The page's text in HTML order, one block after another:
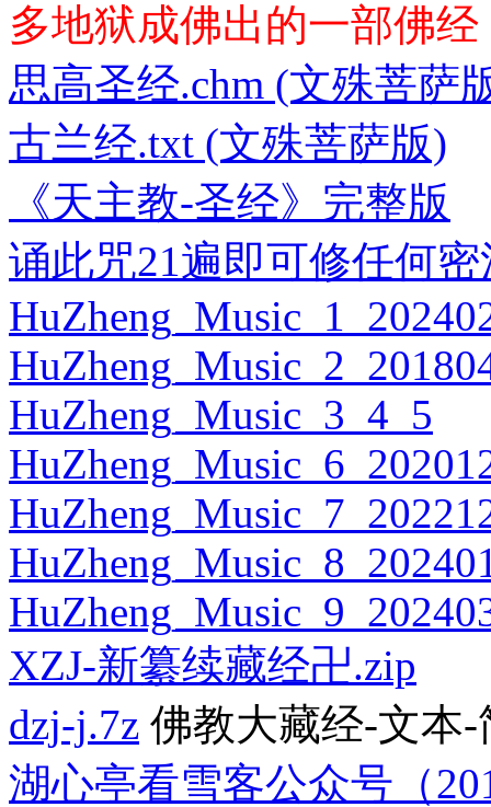
多地狱成佛出的一部佛经
思高圣经.chm (文殊菩萨
古兰经.txt (文殊菩萨版)
《天主教-圣经》完整版
诵此咒21遍即可修任何
HuZheng_Music_3_4_5
XZJ-新纂续藏经卍.zip
dzj-j.7z 佛教大藏经-文本-
湖心亭看雪客公众号（